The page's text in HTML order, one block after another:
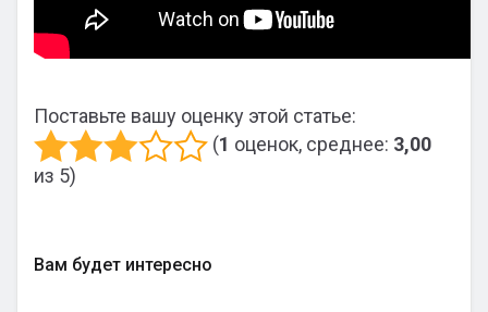
Поставьте вашу оценку этой статье:
(1 оценок, среднее: 3,00
из 5)
Вам будет интересно